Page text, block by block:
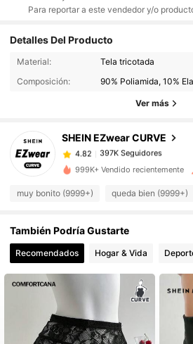
Para reportar a este vendedor y/o
Detalles Del Producto
Material:
Tela tricotada
Composición:
90% Poliamida, 10%
Ver más
SHEIN EZwear CURVE
397K Seguidores
4.82
397K Seguidores
r***s
pagóHace 20 horas
4.82 397K Seguidores
4.82 397K Seguidores
4.82
999K+ Vendido recientemente
muy bonito (9999+) queda bien (9999+)
También Podría Gustarte
Recomendados Hogar & Vida